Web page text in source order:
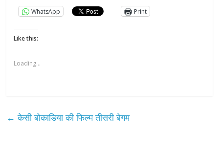
WhatsApp Print
Like this:
Loading...
← केसी बोकाडिया की फिल्म तीसरी बेगम